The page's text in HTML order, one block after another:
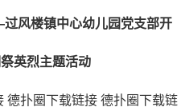
风楼镇中心幼儿园党支部开
英烈主题活动
德扑圈下载链接 德扑圈下载链